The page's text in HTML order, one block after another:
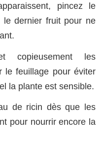
pincez le
le dernier fruit pour ne
copieusement les
le feuillage pour éviter
la plante est sensible.
de ricin dès que les
pour nourrir encore la